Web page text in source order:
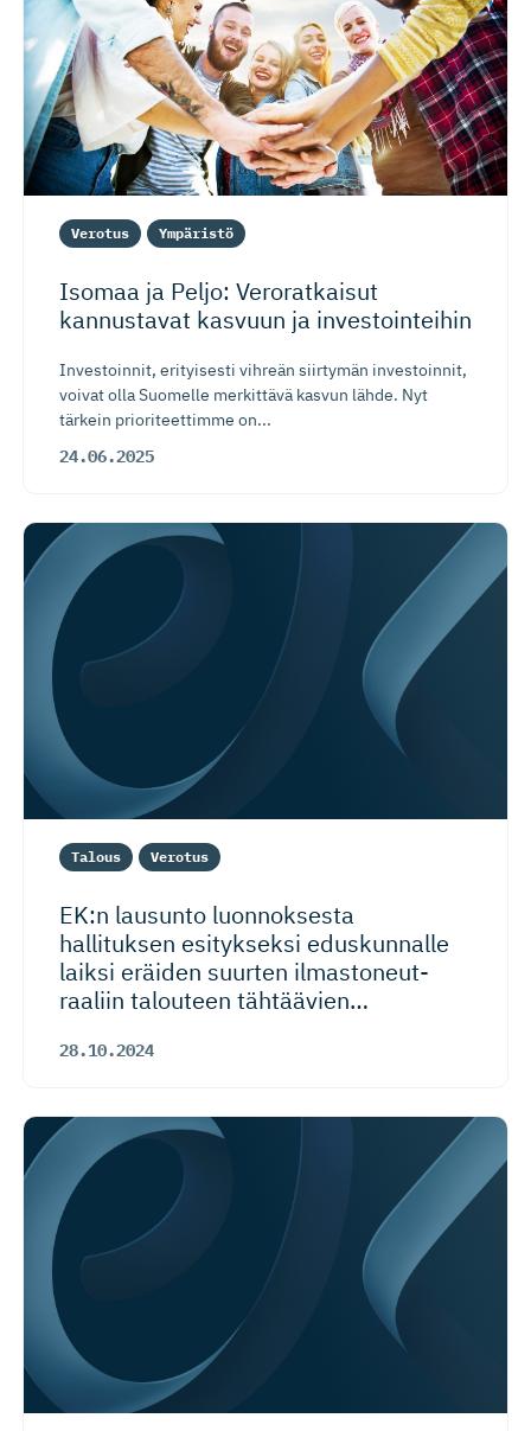
Verotus Ympäristö
Isomaa ja Peljo: Veroratkaisut
kannustavat kasvuun ja investointeihin
Investoinnit, erityisesti vihreän siirtymän investoinnit,
voivat olla Suomelle merkittävä kasvun lähde. Nyt
tärkein prioriteettimme on...
24.06.2025
Talous Verotus
EK:n lausunto luonnoksesta
hallituksen esitykseksi eduskunnalle
laiksi eräiden suurten ilmastoneut­
raaliin talouteen tähtäävien…
28.10.2024